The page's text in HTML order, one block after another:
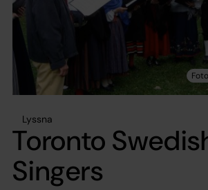
Lyssna
Toronto
Singers